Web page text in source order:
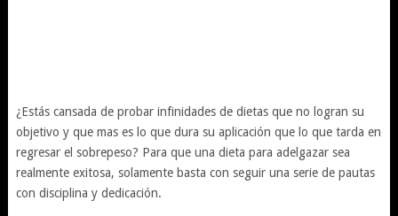
¿Estás cansada de probar infinidades de dietas que no logran su
objetivo y que mas es lo que dura su aplicación que lo que tarda en
regresar el sobrepeso? Para que una dieta para adelgazar sea
realmente exitosa, solamente basta con seguir una serie de pautas
con disciplina y dedicación.